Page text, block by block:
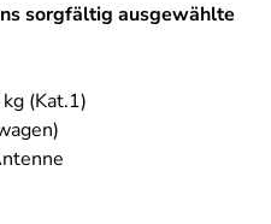
sorgfältig ausgewählte
(Kat.1)